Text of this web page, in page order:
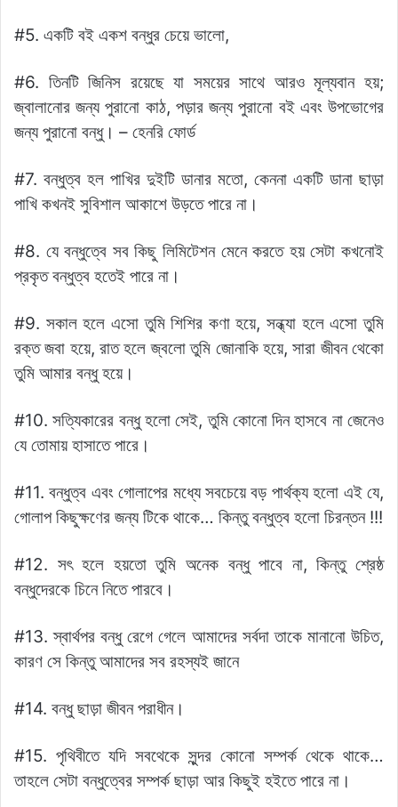
#5. একটি বই একশ বন্ধুর চেয়ে ভালো,
#6. তিনটি জিনিস রয়েছে যা সময়ের সাথে আরও মূল্যবান হয়;
জ্বালানোর জন্য পুরানো কাঠ, পড়ার জন্য পুরানো বই এবং উপভোগের
জন্য পুরানো বন্ধু। – হেনরি ফোর্ড
#7. বন্ধুত্ব হল পাখির দুইটি ডানার মতো, কেননা একটি ডানা ছাড়া
পাখি কখনই সুবিশাল আকাশে উড়তে পারে না।
#8. যে বন্ধুত্বে সব কিছু লিমিটেশন মেনে করতে হয় সেটা কখনোই
প্রকৃত বন্ধুত্ব হতেই পারে না।
#9. সকাল হলে এসো তুমি শিশির কণা হয়ে, সন্ধ্যা হলে এসো তুমি
রক্ত জবা হয়ে, রাত হলে জ্বলো তুমি জোনাকি হয়ে, সারা জীবন থেকো
তুমি আমার বন্ধু হয়ে।
#10. সত্যিকারের বন্ধু হলো সেই, তুমি কোনো দিন হাসবে না জেনেও
যে তোমায় হাসাতে পারে।
#11. বন্ধুত্ব এবং গোলাপের মধ্যে সবচেয়ে বড় পার্থক্য হলো এই যে,
গোলাপ কিছুক্ষণের জন্য টিকে থাকে… কিন্তু বন্ধুত্ব হলো চিরন্তন !!!
#12. সৎ হলে হয়তো তুমি অনেক বন্ধু পাবে না, কিন্তু শ্রেষ্ঠ
বন্ধুদেরকে চিনে নিতে পারবে।
#13. স্বার্থপর বন্ধু রেগে গেলে আমাদের সর্বদা তাকে মানানো উচিত,
কারণ সে কিন্তু আমাদের সব রহস্যই জানে
#14. বন্ধু ছাড়া জীবন পরাধীন।
#15. পৃথিবীতে যদি সবথেকে সুন্দর কোনো সম্পর্ক থেকে থাকে…
তাহলে সেটা বন্ধুত্বের সম্পর্ক ছাড়া আর কিছুই হইতে পারে না।